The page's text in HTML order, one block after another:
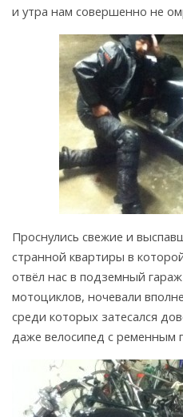
и утра нам совершенно не
Проснулись свежие и
странной квартиры в
отвёл нас в подземный
мотоциклов, ночевали
среди которых затесался
даже велосипед с ременным